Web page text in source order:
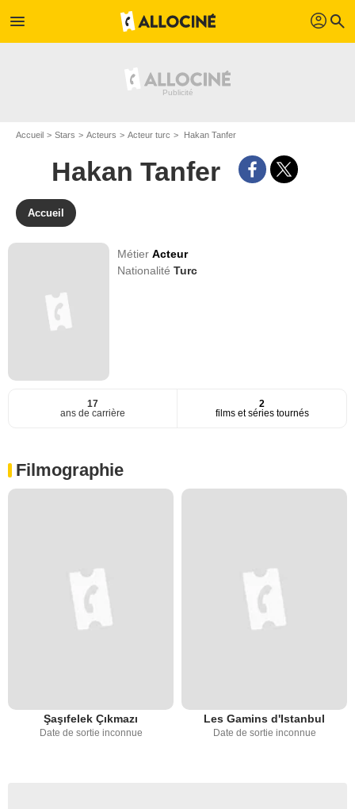
menu profil search
Accueil Stars Acteurs Acteur turc Hakan Tanfer
Hakan Tanfer
Accueil
MétierActeur
NationalitéTurc
17
ans de carrière
2
films et séries tournés
Filmographie
Şaşıfelek Çıkmazı
Date de sortie inconnue
Les Gamins d'Istanbul
Date de sortie inconnue